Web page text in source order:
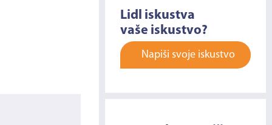
Lidl iskustva
vaše iskustvo?
Napiši svoje iskustvo